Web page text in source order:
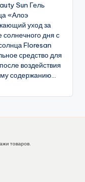
Sun Гель
«Алоэ
уход за
солнечного дня с
Floresan
средство для
воздействия
содержанию...
товаров.